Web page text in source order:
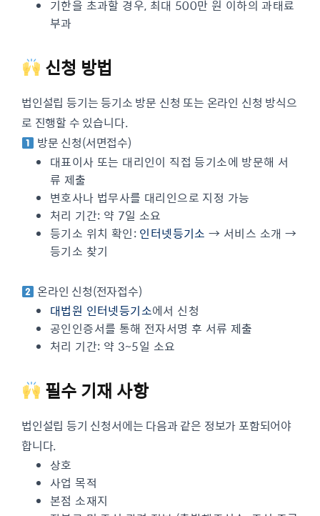
기한을 초과할 경우, 최대 500만 원 이하의 과태료
부과
신청 방법
법인설립 등기는 등기소 방문 신청 또는 온라인 신청 방식으
로 진행할 수 있습니다.
방문 신청(서면접수)
대표이사 또는 대리인이 직접 등기소에 방문해 서
류 제출
변호사나 법무사를 대리인으로 지정 가능
처리 기간: 약 7일 소요
등기소 위치 확인: 인터넷등기소 → 서비스 소개 →
등기소 찾기
온라인 신청(전자접수)
대법원 인터넷등기소에서 신청
공인인증서를 통해 전자서명 후 서류 제출
처리 기간: 약 3~5일 소요
필수 기재 사항
법인설립 등기 신청서에는 다음과 같은 정보가 포함되어야
합니다.
상호
사업 목적
본점 소재지